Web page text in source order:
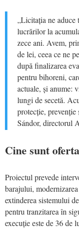
„Licitația ne aduce
lucrărilor la
zece ani. Avem,
de lei, ceea ce ne
după finalizarea
pentru bihoreni,
actuale, și anume:
lungi de secetă.
protecție,
Sándor, directorul
Cine sunt
Proiectul prevede
barajului,
extinderea sistemului
pentru tranzitarea în
execuție este de 36 de